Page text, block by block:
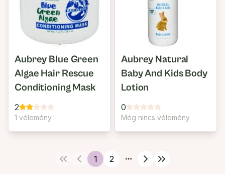
Aubrey Blue Green
Algae Hair Rescue
Conditioning Mask
2
1 vélemény
Aubrey Natural
Baby And Kids Body
Lotion
0
Még nincs vélemény
1 2
More pages